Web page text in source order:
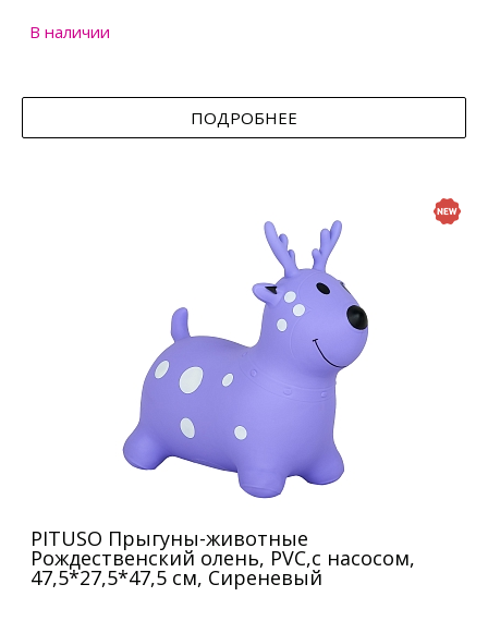
В наличии
ПОДРОБНЕЕ
PITUSO Прыгуны-животные
Рождественский олень, PVC,с насосом,
47,5*27,5*47,5 см, Сиреневый